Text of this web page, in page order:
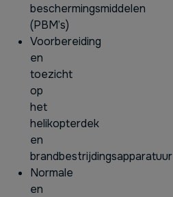
beschermingsmiddelen
(PBM’s)
Voorbereiding
en
toezicht
op
het
helikopterdek
en
brandbestrijdingsapparatuur
Normale
en